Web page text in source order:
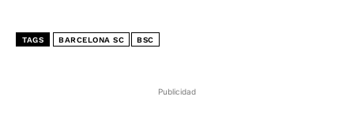
Publicidad
TAGS BARCELONA SC BSC